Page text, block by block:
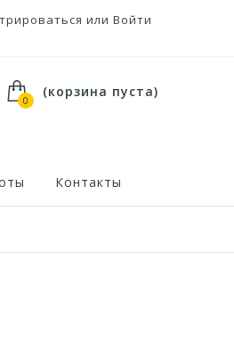
или Войти
0
(корзина пуста)
Контакты